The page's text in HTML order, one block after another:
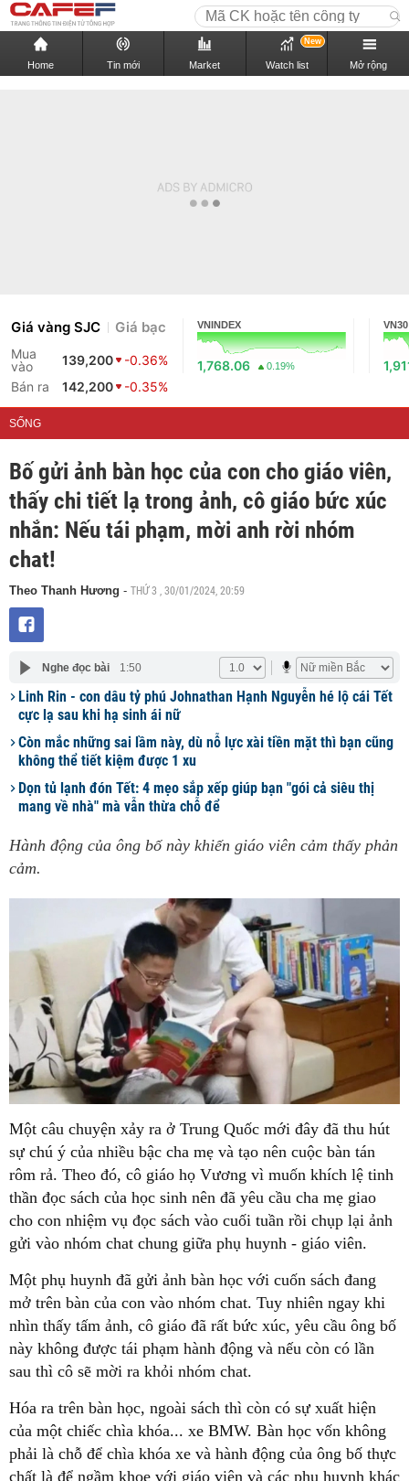
Home Tin mới Market Watch list
New
Mở rộng
Giá vàng SJC Giá bạc
Mua
vào
139,200
-0.36%
Bán ra
142,200 -0.35%
VNINDEX
1,768.06 0.19%
VN30
SỐNG
Bố gửi ảnh bàn học của con cho giáo viên,
thấy chi tiết lạ trong ảnh, cô giáo bức xúc
nhắn: Nếu tái phạm, mời anh rời nhóm
chat!
Theo Thanh Hương - THỨ 3 , 30/01/2024, 20:59
Nghe đọc bài 1:50
Linh Rin - con dâu tỷ phú Johnathan Hạnh Nguyễn hé lộ cái Tết
cực lạ sau khi hạ sinh ái nữ
Còn mắc những sai lầm này, dù nỗ lực xài tiền mặt thì bạn cũng
không thể tiết kiệm được 1 xu
Dọn tủ lạnh đón Tết: 4 mẹo sắp xếp giúp bạn "gói cả siêu thị
mang về nhà" mà vẫn thừa chỗ để
Hành động của ông bố này khiến giáo viên cảm thấy phản
cảm.
Một câu chuyện xảy ra ở Trung Quốc mới đây đã thu hút
sự chú ý của nhiều bậc cha mẹ và tạo nên cuộc bàn tán
rôm rả. Theo đó, cô giáo họ Vương vì muốn khích lệ tinh
thần đọc sách của học sinh nên đã yêu cầu cha mẹ giao
cho con nhiệm vụ đọc sách vào cuối tuần rồi chụp lại ảnh
gửi vào nhóm chat chung giữa phụ huynh - giáo viên.
Một phụ huynh đã gửi ảnh bàn học với cuốn sách đang
mở trên bàn của con vào nhóm chat. Tuy nhiên ngay khi
nhìn thấy tấm ảnh, cô giáo đã rất bức xúc, yêu cầu ông bố
này không được tái phạm hành động và nếu còn có lần
sau thì cô sẽ mời ra khỏi nhóm chat.
Hóa ra trên bàn học, ngoài sách thì còn có sự xuất hiện
của một chiếc chìa khóa... xe BMW. Bàn học vốn không
phải là chỗ để chìa khóa xe và hành động của ông bố thực
chất là để ngầm khoe với giáo viên và các phụ huynh khác